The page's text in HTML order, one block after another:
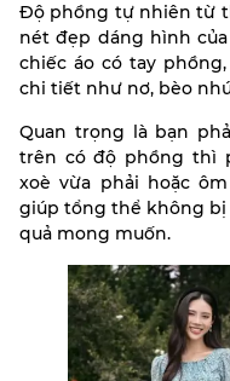
Độ phồng tự nhiên từ
nét đẹp dáng hình
chiếc áo có tay
chi tiết như nơ, bèo
Quan trọng là bạn
trên có độ phồng thì
xoè vừa phải hoặc
giúp tổng thể không bị
quả mong muốn.